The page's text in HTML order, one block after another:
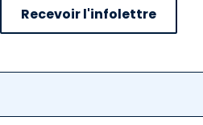
Recevoir l'infolettre